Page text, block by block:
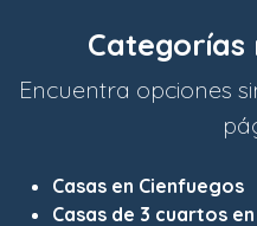
Encuentra opciones
Casas en Cienfuegos
Casas de 3 cuartos